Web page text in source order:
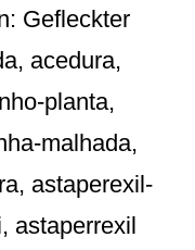
Gefleckter
acedura,
planta,
malhada,
astaperexil-
astaperrexil